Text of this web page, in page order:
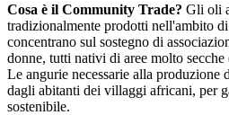
Cosa è il Community Trade? Gli oli
tradizionalmente prodotti nell'ambito
concentrano sul sostegno di
donne, tutti nativi di aree molto
Le angurie necessarie alla produzione
dagli abitanti dei villaggi africani, per
sostenibile.